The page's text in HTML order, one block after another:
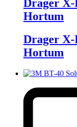
Drager X-
Hortum
Drager X-
Hortum